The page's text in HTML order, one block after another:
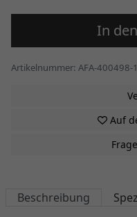
In
Artikelnummer: AFA-400498-
Auf
Beschreibung